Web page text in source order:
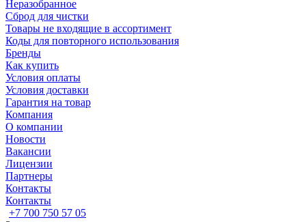
Неразобранное
Сброд для чистки
Товары не входящие в ассортимент
Коды для повторного использования
Бренды
Как купить
Условия оплаты
Условия доставки
Гарантия на товар
Компания
О компании
Новости
Вакансии
Лицензии
Партнеры
Контакты
Контакты
+7 700 750 57 05